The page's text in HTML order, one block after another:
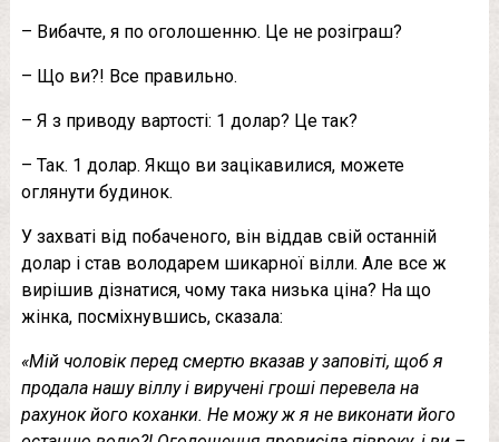
– Вибачте, я по оголошенню. Це не розіграш?
– Що ви?! Все правильно.
– Я з приводу вартості: 1 долар? Це так?
– Так. 1 долар. Якщо ви зацікавилися, можете
оглянути будинок.
У захваті від побаченого, він віддав свій останній
долар і став володарем шикарної вілли. Але все ж
вирішив дізнатися, чому така низька ціна? На що
жінка, посміхнувшись, сказала:
«Мій чоловік перед смертю вказав у заповіті, щоб я
продала нашу віллу і виручені гроші перевела на
рахунок його кoxанки. Не можу ж я не виконати його